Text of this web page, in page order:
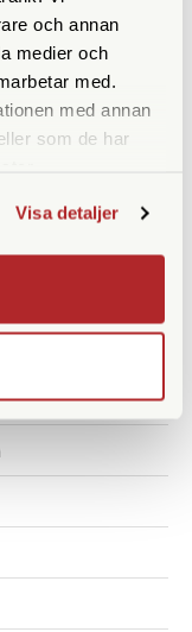
och annan
medier och
med.
med annan
som de har
Visa detaljer